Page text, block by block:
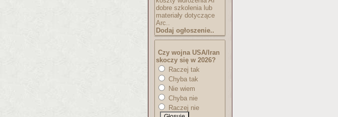
dobre szkolenia lub
materiały dotyczące
Arc..
Dodaj ogłoszenie..
Czy wojna USA/Iran
skoczy się w 2026?
Raczej tak
Chyba tak
Nie wiem
Chyba nie
Raczej nie